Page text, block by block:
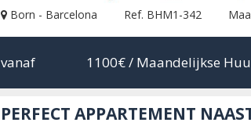
Born - Barcelona
Ref. BHM1-342
vanaf 1100€/ Maandelijkse
PERFECT APPARTEMENT